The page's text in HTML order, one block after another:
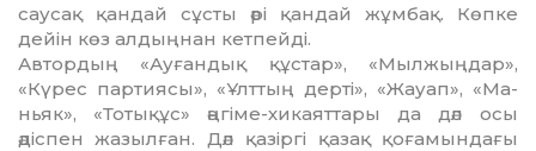
саусақ қан­дай сұсты әрі қандай жұмбақ. Көп­ке
дейін көз алдыңнан кетпейді.
Автордың «Ауғандық құстар», «Мылжыңдар»,
«Күрес партиясы», «Ұлттың дерті», «Жауап», «Ма­
ньяк», «Тотықұс» әңгіме-хи­каят­тары да дәл осы
әдіспен жа­зылған. Дәл қазіргі қазақ қоға­мын­дағы